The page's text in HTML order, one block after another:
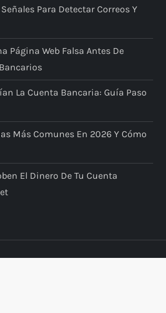
Para Detectar Correos Y
Página Web Falsa Antes De
La Cuenta Bancaria: Guía Paso
Más Comunes En 2026 Y Cómo
El Dinero De Tu Cuenta